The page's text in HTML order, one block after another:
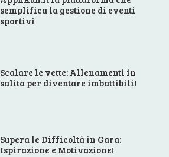
semplifica la gestione di eventi
sportivi
Scalare le vette: Allenamenti in
salita per diventare imbattibili!
Supera le Difficoltà in Gara:
Ispirazione e Motivazione!